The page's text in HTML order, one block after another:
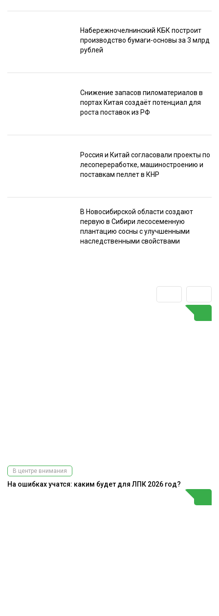
Набережночелнинский КБК построит
производство бумаги-основы за 3 млрд
рублей
Снижение запасов пиломатериалов в
портах Китая создаёт потенциал для
роста поставок из РФ
Россия и Китай согласовали проекты по
лесопереработке, машиностроению и
поставкам пеллет в КНР
В Новосибирской области создают
первую в Сибири лесосеменную
плантацию сосны с улучшенными
наследственными свойствами
В центре внимания
На ошибках учатся: каким будет для ЛПК 2026 год?